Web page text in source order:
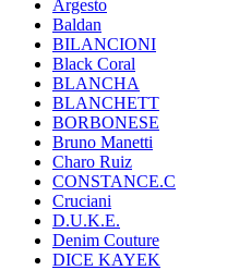
Argesto
Baldan
BILANCIONI
Black Coral
BLANCHA
BLANCHETT
BORBONESE
Bruno Manetti
Charo Ruiz
CONSTANCE.C
Cruciani
D.U.K.E.
Denim Couture
DICE KAYEK